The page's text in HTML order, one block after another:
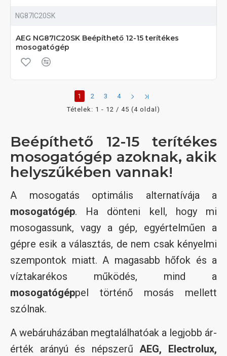
NG87IC20SK
AEG NG87IC20SK Beépíthető 12-15 terítékes
mosogatógép
1 2 3
4
Tételek: 1 - 12 / 45 (4 oldal)
Beépíthető 12-15 terítékes
mosogatógép azoknak, akik
helyszűkében vannak!
A mosogatás optimális alternatívája a
mosogatógép. Ha dönteni kell, hogy mi
mosogassunk, vagy a gép, egyértelműen a
gépre esik a választás, de nem csak kényelmi
szempontok miatt. A magasabb hőfok és a
víztakarékos működés, mind a
mosogatógéppel történő mosás mellett
szólnak.
A webáruházában megtalálhatóak a legjobb ár-
érték arányú és népszerűAEG, Electrolux,